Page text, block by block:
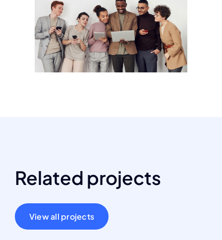
Related projects
View all projects